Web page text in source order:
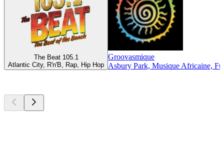
The Beat 105.1
Atlantic City, R'n'B, Rap, Hip Hop
Groovasmique
Asbury Park, Musique Africaine,